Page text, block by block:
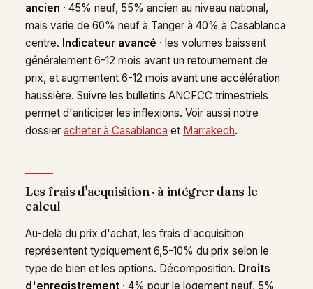
ancien · 45% neuf, 55% ancien au niveau national,
mais varie de 60% neuf à Tanger à 40% à Casablanca
centre. Indicateur avancé · les volumes baissent
généralement 6-12 mois avant un retournement de
prix, et augmentent 6-12 mois avant une accélération
haussière. Suivre les bulletins ANCFCC trimestriels
permet d'anticiper les inflexions. Voir aussi notre
dossier acheter à Casablanca et Marrakech.
Les frais d'acquisition · à intégrer dans le
calcul
Au-delà du prix d'achat, les frais d'acquisition
représentent typiquement 6,5-10% du prix selon le
type de bien et les options. Décomposition. Droits
d'enregistrement · 4% pour le logement neuf, 5%